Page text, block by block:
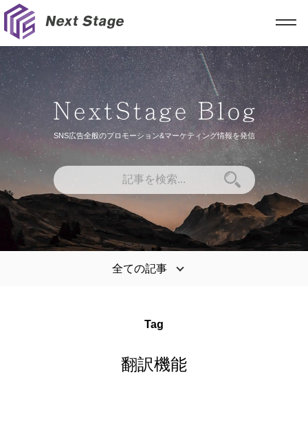
SNS広告全般のプロモーション&マーケティング情報を発信
全ての記事
Tag
翻訳機能